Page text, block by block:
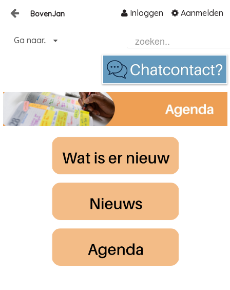
Inloggen Aanmelden
BovenJan
Home
Ga naar..